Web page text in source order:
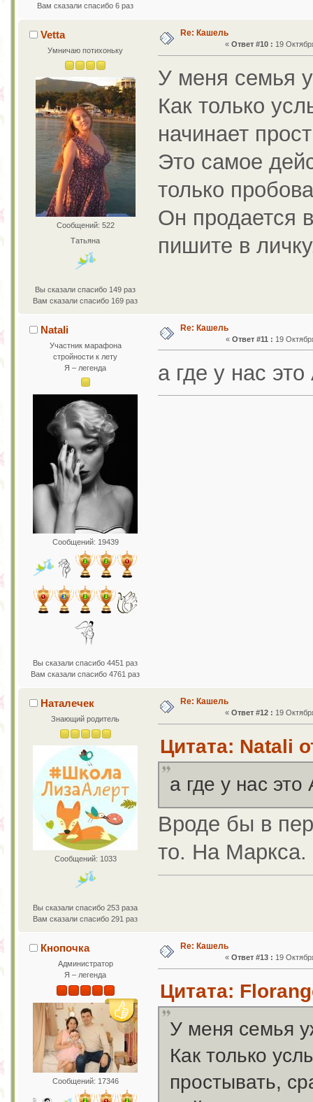
Вам сказали спасибо 6 раз
Vetta
Умничаю потихоньку
Сообщений: 522
Татьяна
Вы сказали спасибо 149 раз
Вам сказали спасибо 169 раз
Re: Кашель
«Ответ #10 : 19
У меня семья
Как только
начинает
Это самое
только
Он продается
пишите в
Natali
Участник марафона
стройности к лету
Я – легенда
Сообщений: 19439
Вы сказали спасибо 4451 раз
Вам сказали спасибо 4761 раз
Re: Кашель
«Ответ #11 : 19
а где у нас
Наталечек
Знающий родитель
Сообщений: 1033
Вы сказали спасибо 253 раза
Вам сказали спасибо 291 раз
Re: Кашель
«Ответ #12 : 19
Цитата: Natali
а где у нас
Вроде бы в
то. На Маркса.
Кнопочка
Администратор
Я – легенда
Сообщений: 17346
Re: Кашель
«Ответ #13 : 19
Цитата:
У меня семья
Как только
простывать,